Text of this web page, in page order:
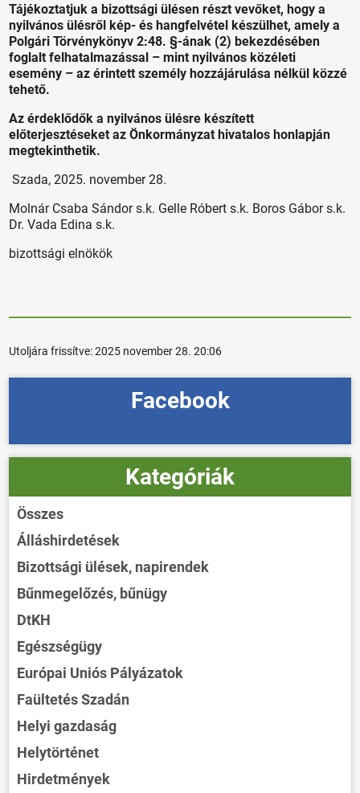
Tájékoztatjuk a bizottsági ülésen részt vevőket, hogy a
nyilvános ülésről kép- és hangfelvétel készülhet, amely a
Polgári Törvénykönyv 2:48. §-ának (2) bekezdésében
foglalt felhatalmazással – mint nyilvános közéleti
esemény – az érintett személy hozzájárulása nélkül közzé
tehető.
Az érdeklődők a nyilvános ülésre készített
előterjesztéseket az Önkormányzat hivatalos honlapján
megtekinthetik.
Szada, 2025. november 28.
Molnár Csaba Sándor s.k. Gelle Róbert s.k. Boros Gábor s.k.
Dr. Vada Edina s.k.
bizottsági elnökök
Utoljára frissítve:2025 november 28. 20:06
Facebook
Kategóriák
Összes
Álláshirdetések
Bizottsági ülések, napirendek
Bűnmegelőzés, bűnügy
DtKH
Egészségügy
Európai Uniós Pályázatok
Faültetés Szadán
Helyi gazdaság
Helytörténet
Hirdetmények